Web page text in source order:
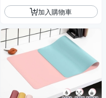
加入購物車